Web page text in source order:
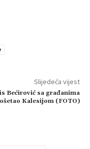
Slijedeća vijest
Bećirović sa građanima
Kalesijom (FOTO)